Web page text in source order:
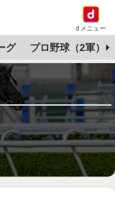
dメニュー
グ プロ野球（2軍）